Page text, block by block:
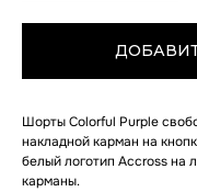
Шорты Colorful Purple
накладной карман на
белый логотип Accross на
карманы.